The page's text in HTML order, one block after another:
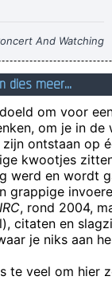
And Watching
It All~ Larry Mullen
das get anges
zijn terug in het
ze opnieuw op
ZUCHT...
van het
te sluiten?
kan bijna iedereen
uit zijn bek stinken
dies meer...
om voor
om je in de
ontstaan op
kwootjes
werd en wordt
grappige
IRC, rond 2004,
citaten en
je niks aan
te veel om hier